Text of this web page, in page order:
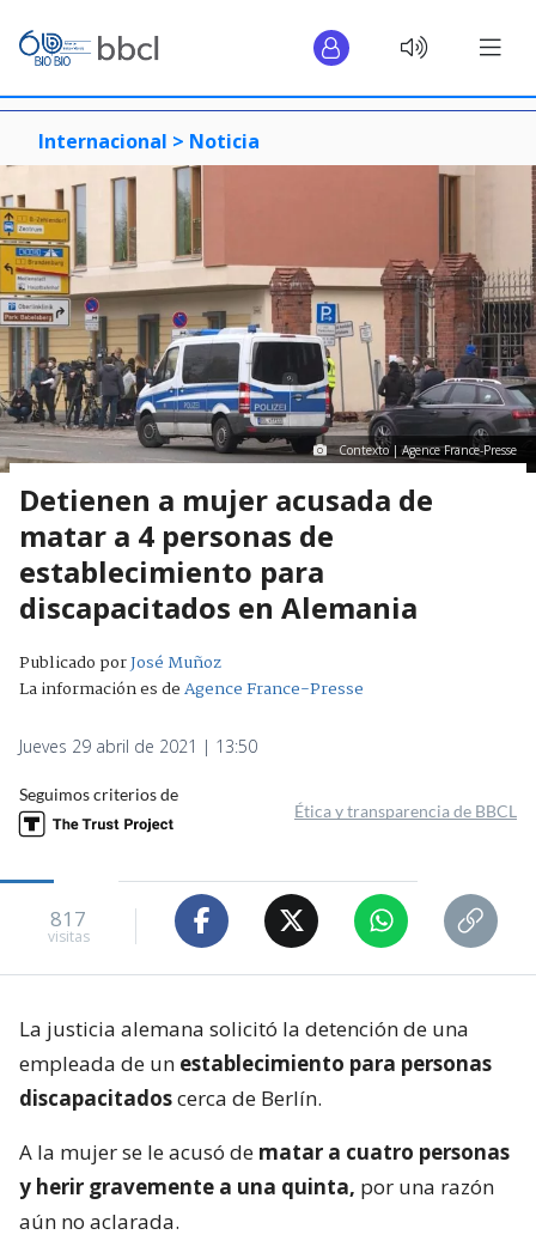
Internacional > Noticia
Contexto | Agence France-Presse
Detienen a mujer acusada de
matar a 4 personas de
establecimiento para
discapacitados en Alemania
Publicado porJosé Muñoz
La información es deAgence France-Presse
Jueves 29 abril de 2021 | 13:50
Seguimos criterios de
Ética y transparencia de BBCL
817
visitas
La justicia alemana solicitó la detención de una
empleada de un establecimiento para personas
discapacitadoscerca de Berlín.
A la mujer se le acusó de matar a cuatro personas
y herir gravemente a una quinta, por una razón
aún no aclarada.